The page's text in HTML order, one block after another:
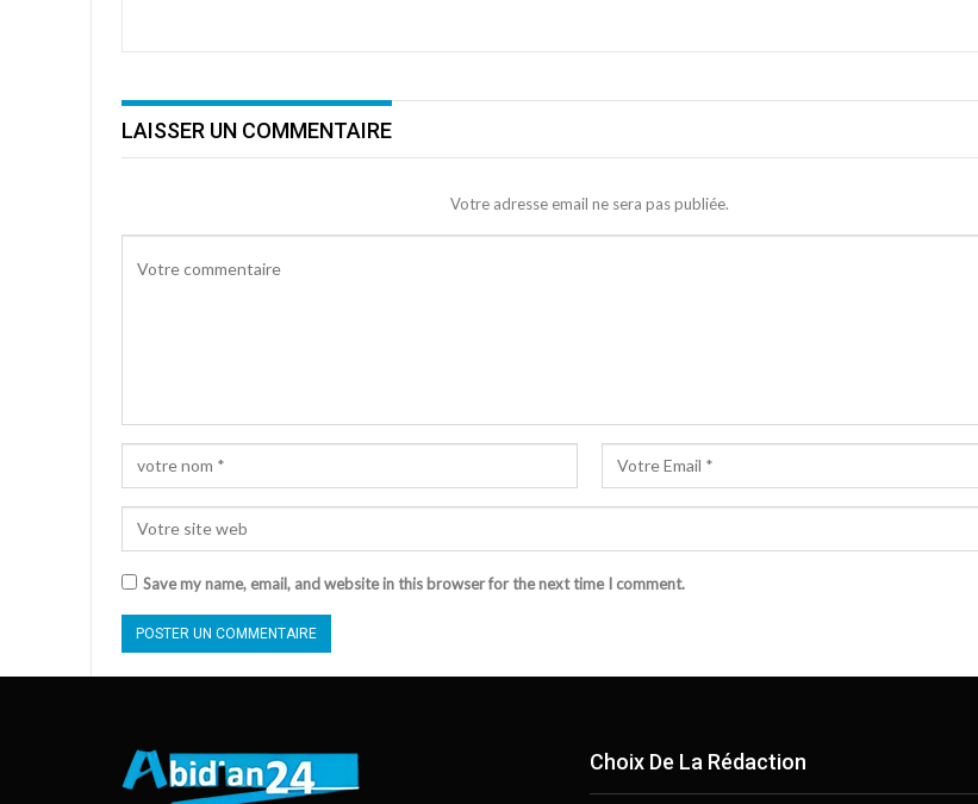
LAISSER UN COMMENTAIRE
Votre adresse email ne sera pas publiée.
Save my name, email, and website in this browser for the next time I comment.
Choix De La Rédaction